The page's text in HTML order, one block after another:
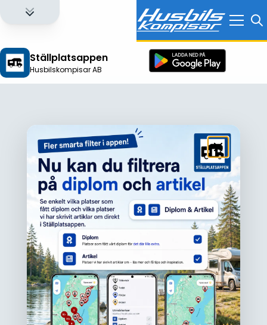
Ställplatsappen
Husbilskompisar AB
Ojdå!
Den här platsen hittades inte eller kunde
inte läsas in korrekt. Vänligen försök igen
Logga in för att få full tillgång till alla funktioner!